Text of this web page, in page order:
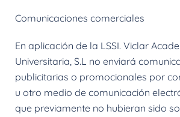
Comunicaciones comerciales
En aplicación de la LSSI. Viclar
Universitaria, S.L no enviará
publicitarias o promocionales por
u otro medio de comunicación
que previamente no hubieran sido